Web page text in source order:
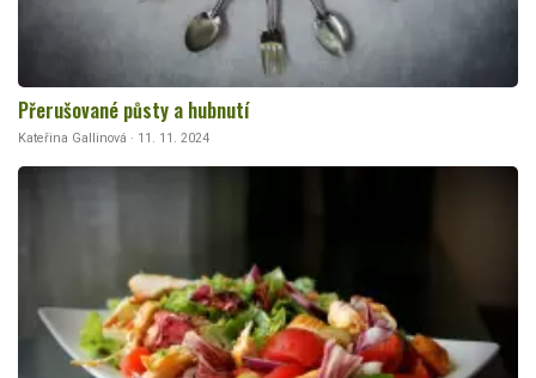
Přerušované půsty a hubnutí
Kateřina Gallinová · 11. 11. 2024